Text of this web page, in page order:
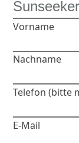
Vorname
Nachname
Telefon (bitte
E-Mail